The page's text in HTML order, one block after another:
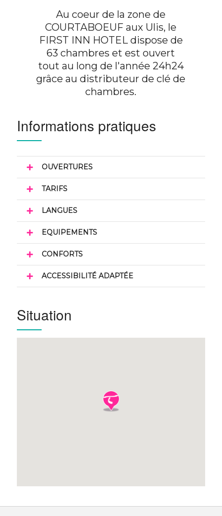
Au coeur de la zone de
COURTABOEUF aux Ulis, le
FIRST INN HOTEL dispose de
63 chambres et est ouvert
tout au long de l'année 24h24
grâce au distributeur de clé de
chambres.
Informations pratiques
OUVERTURES
TARIFS
LANGUES
EQUIPEMENTS
CONFORTS
ACCESSIBILITÉ ADAPTÉE
Situation